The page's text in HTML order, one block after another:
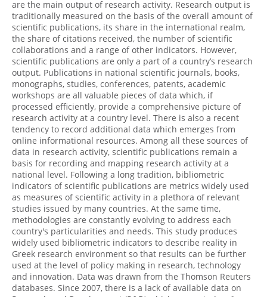
are the main output of research activity. Research output is
traditionally measured on the basis of the overall amount of
scientific publications, its share in the international realm,
the share of citations received, the number of scientific
collaborations and a range of other indicators. However,
scientific publications are only a part of a country’s research
output. Publications in national scientific journals, books,
monographs, studies, conferences, patents, academic
workshops are all valuable pieces of data which, if
processed efficiently, provide a comprehensive picture of
research activity at a country level. There is also a recent
tendency to record additional data which emerges from
online informational resources. Among all these sources of
data in research activity, scientific publications remain a
basis for recording and mapping research activity at a
national level. Following a long tradition, bibliometric
indicators of scientific publications are metrics widely used
as measures of scientific activity in a plethora of relevant
studies issued by many countries. At the same time,
methodologies are constantly evolving to address each
country's particularities and needs. This study produces
widely used bibliometric indicators to describe reality in
Greek research environment so that results can be further
used at the level of policy making in research, technology
and innovation. Data was drawn from the Thomson Reuters
databases. Since 2007, there is a lack of available data on